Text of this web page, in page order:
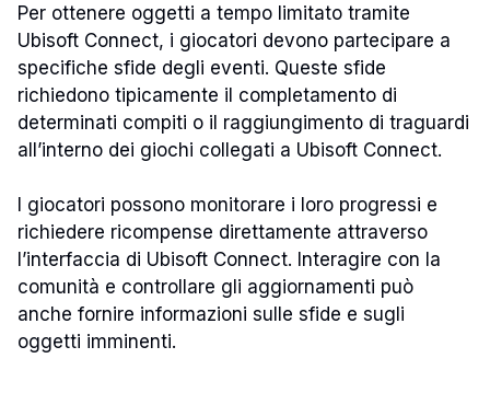
Per ottenere oggetti a tempo limitato tramite
Ubisoft Connect, i giocatori devono partecipare a
specifiche sfide degli eventi. Queste sfide
richiedono tipicamente il completamento di
determinati compiti o il raggiungimento di traguardi
all’interno dei giochi collegati a Ubisoft Connect.
I giocatori possono monitorare i loro progressi e
richiedere ricompense direttamente attraverso
l’interfaccia di Ubisoft Connect. Interagire con la
comunità e controllare gli aggiornamenti può
anche fornire informazioni sulle sfide e sugli
oggetti imminenti.